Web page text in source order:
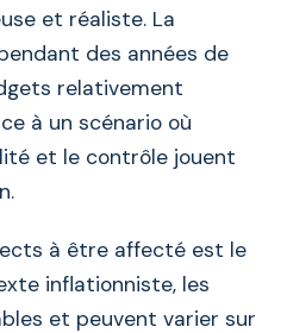
et réaliste. La
des années de
relativement
à un scénario où
et le contrôle jouent
à être affecté est le
inflationniste, les
et peuvent varier sur